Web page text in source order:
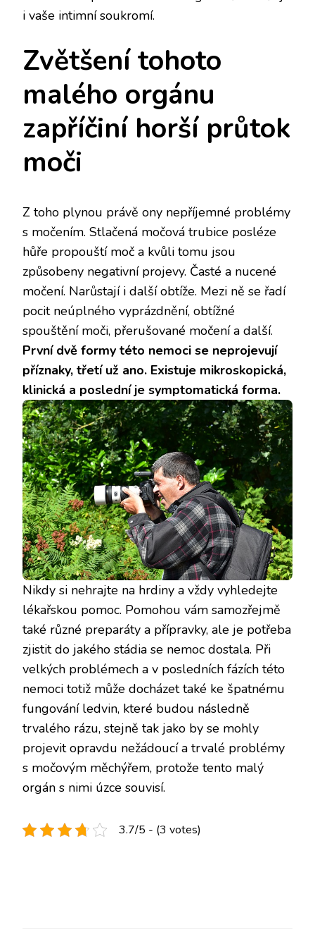
i vaše intimní soukromí.
Zvětšení tohoto
malého orgánu
zapříčiní horší průtok
moči
Z toho plynou právě ony nepříjemné problémy
s močením. Stlačená močová trubice posléze
hůře propouští moč a kvůli tomu jsou
způsobeny negativní projevy. Časté a nucené
močení. Narůstají i další obtíže. Mezi ně se řadí
pocit neúplného vyprázdnění, obtížné
spouštění moči, přerušované močení a další.
První dvě formy této nemoci se neprojevují
příznaky, třetí už ano. Existuje mikroskopická,
klinická a poslední je symptomatická forma.
Nikdy si nehrajte na hrdiny a vždy vyhledejte
lékařskou pomoc. Pomohou vám samozřejmě
také různé preparáty a přípravky, ale je potřeba
zjistit do jakého stádia se nemoc dostala. Při
velkých problémech a v posledních fázích této
nemoci totiž může docházet také ke špatnému
fungování ledvin, které budou následně
trvalého rázu, stejně tak jako by se mohly
projevit opravdu nežádoucí a trvalé problémy
s močovým měchýřem, protože tento malý
orgán s nimi úzce souvisí.
3.7/5 - (3 votes)